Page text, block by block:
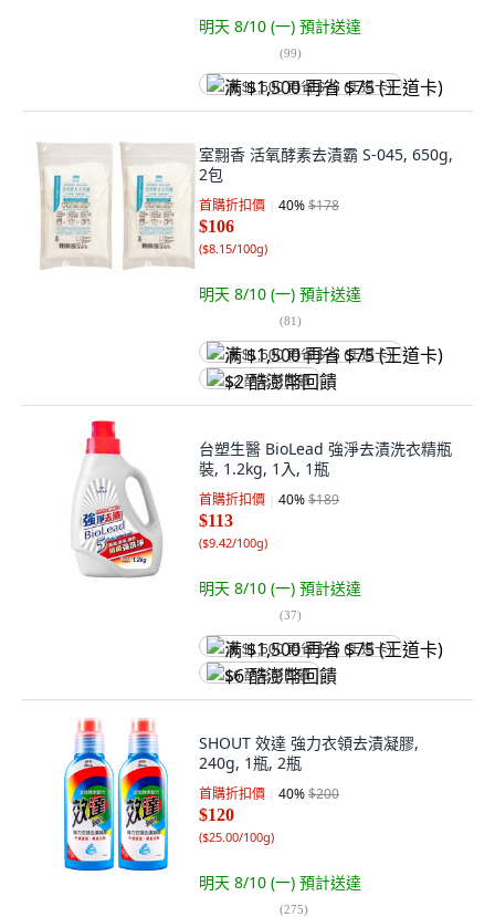
明天 8/10 (一) 預計送達
(99)
满 $1,500 再省 $75 (王道卡)
室翲香 活氧酵素去漬霸 S-045, 650g,
2包
首購折扣價 40%$178
$106
($8.15/100g)
明天 8/10 (一) 預計送達
(81)
满 $1,500 再省 $75 (王道卡)
$2 酷澎幣回饋
台塑生醫 BioLead 強淨去漬洗衣精瓶
裝, 1.2kg, 1入, 1瓶
首購折扣價 40%$189
$113
($9.42/100g)
明天 8/10 (一) 預計送達
(37)
满 $1,500 再省 $75 (王道卡)
$6 酷澎幣回饋
SHOUT 效達 強力衣領去漬凝膠,
240g, 1瓶, 2瓶
首購折扣價 40%$200
$120
($25.00/100g)
明天 8/10 (一) 預計送達
(275)